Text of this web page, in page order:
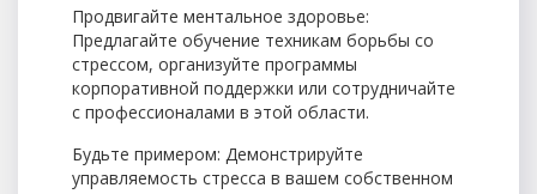
Продвигайте ментальное здоровье:
Предлагайте обучение техникам борьбы со
стрессом, организуйте программы
корпоративной поддержки или сотрудничайте
с профессионалами в этой области.
Будьте примером: Демонстрируйте
управляемость стресса в вашем собственном